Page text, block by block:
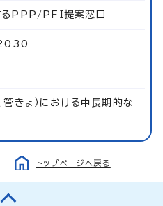
るPPP/PFI提案窓口
2030
管きょ）における中長期的な
トップページへ戻る